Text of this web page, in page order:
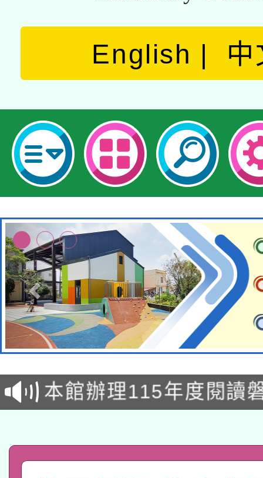
English 中
本校115學年度第2次
招甄選結果公告(無人
招)
適應運動共學行動站研
本館辦理115年度閱讀
暨閱讀推動專業研習
科技賦能─人工智慧
礎課程
A3數位素養講師名單